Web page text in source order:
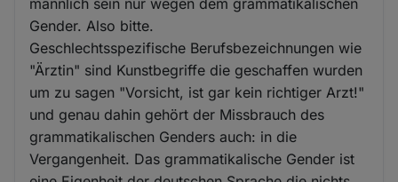
männlich sein nur wegen dem grammatikalischen
Gender. Also bitte.
Geschlechtsspezifische Berufsbezeichnungen wie
"Ärztin" sind Kunstbegriffe die geschaffen wurden
um zu sagen "Vorsicht, ist gar kein richtiger Arzt!"
und genau dahin gehört der Missbrauch des
grammatikalischen Genders auch: in die
Vergangenheit. Das grammatikalische Gender ist